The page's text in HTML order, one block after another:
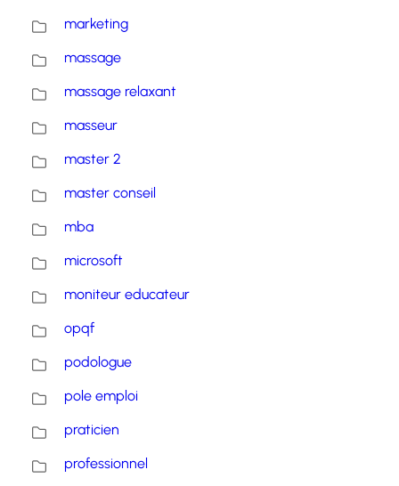
marketing
massage
massage relaxant
masseur
master 2
master conseil
mba
microsoft
moniteur educateur
opqf
podologue
pole emploi
praticien
professionnel